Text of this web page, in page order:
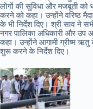
लोगों की सुविधा और मजबूती को
करने को कहा। उन्होंने वरिष्ठ
के भी निर्देश दिए। श्री साव ने
नगर पालिका अधिकारी और उप
कहा। उन्होंने आगामी ग्रीष्म
शुरू करने के निर्देश दिए।